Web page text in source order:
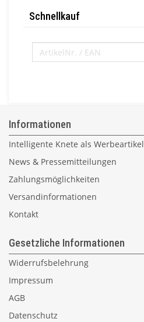
Schnellkauf
Informationen
Intelligente Knete als Werbeartikel
News & Pressemitteilungen
Zahlungsmöglichkeiten
Versandinformationen
Kontakt
Gesetzliche Informationen
Widerrufsbelehrung
Impressum
AGB
Datenschutz